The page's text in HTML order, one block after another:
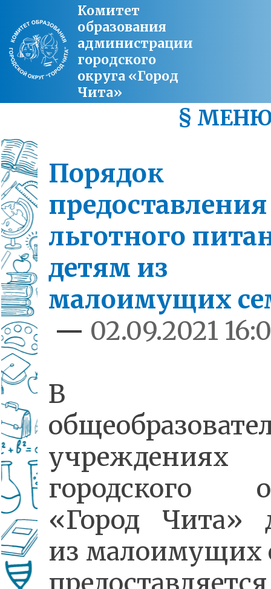
Комитет
образования
администрации
городского
округа «Город
Чита»
§
Порядок
предоставления
льготного
детям из
малоимущих
— 02.09.2021
В
учреждениях
городского
«Город Чита»
из малоимущих